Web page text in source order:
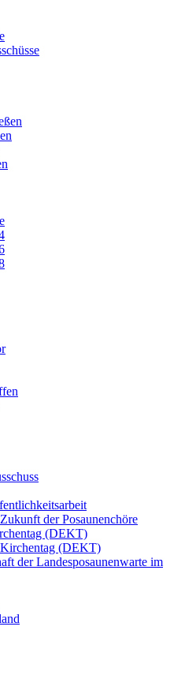
der Posau­nen­chöre
(DEKT)
Kirchentag (DEKT)
der Landesposaunenwarte im